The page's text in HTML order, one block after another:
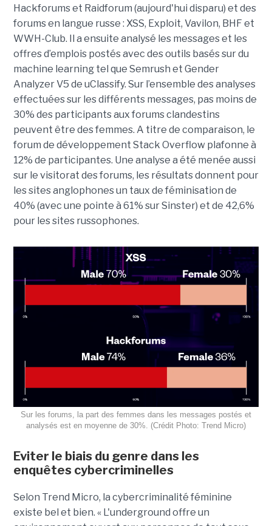
Hackforums et Raidforum (aujourd'hui disparu) et des
forums en langue russe : XSS, Exploit, Vavilon, BHF et
WWH-Club. Il a ensuite analysé les messages et les
offres d’emplois postés avec des outils basés sur du
machine learning tel que Semrush et Gender
Analyzer V5 de uClassify. Sur l’ensemble des analyses
effectuées sur les différents messages, pas moins de
30% des participants aux forums clandestins
peuvent être des femmes. A titre de comparaison, le
forum de développement Stack Overflow plafonne à
12% de participantes. Une analyse a été menée aussi
sur le visitorat des forums, les résultats donnent pour
les sites anglophones un taux de féminisation de
40% (avec une pointe à 61% sur Sinster) et de 42,6%
pour les sites russophones.
Sur les forums, la part des femmes dans les messages postés et
analysés est en moyenne de 30%. (Crédit Photo: Trend Micro)
Eviter le biais du genre dans les
enquêtes cybercriminelles
Selon Trend Micro, la cybercriminalité féminine
existe bel et bien. « L'underground offre un